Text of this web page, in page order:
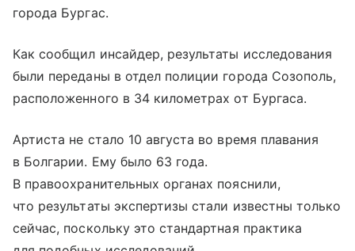
города Бургас.
Как сообщил инсайдер, результаты исследования
были переданы в отдел полиции города Созополь,
расположенного в 34 километрах от Бургаса.
Артиста не стало 10 августа во время плавания
в Болгарии. Ему было 63 года.
В правоохранительных органах пояснили,
что результаты экспертизы стали известны только
сейчас, поскольку это стандартная практика